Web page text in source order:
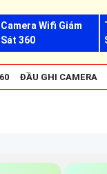
Camera Wifi Giám
Sát 360
ĐẦU GHI CAMERA